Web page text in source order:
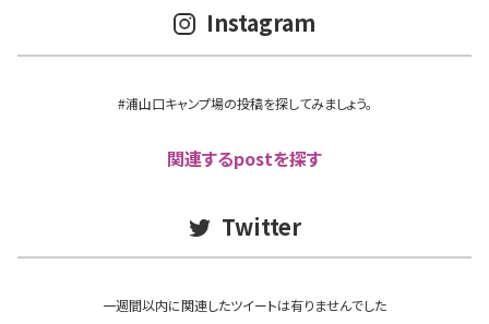
Instagram
#浦山口キャンプ場の投稿を探してみましょう。
関連するpostを探す
Twitter
一週間以内に関連したツイートは有りませんでした